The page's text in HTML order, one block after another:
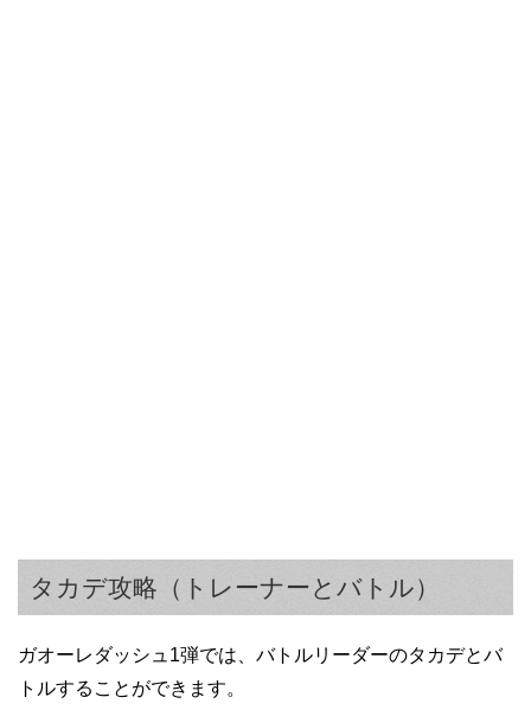
タカデ攻略（トレーナーとバトル）
ガオーレダッシュ1弾では、バトルリーダーのタカデとバ
トルすることができます。